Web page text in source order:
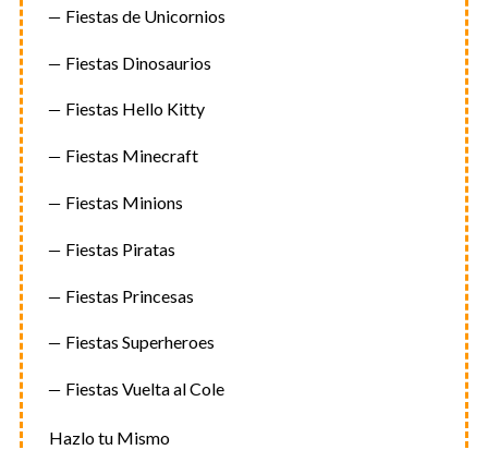
Fiestas de Unicornios
Fiestas Dinosaurios
Fiestas Hello Kitty
Fiestas Minecraft
Fiestas Minions
Fiestas Piratas
Fiestas Princesas
Fiestas Superheroes
Fiestas Vuelta al Cole
Hazlo tu Mismo